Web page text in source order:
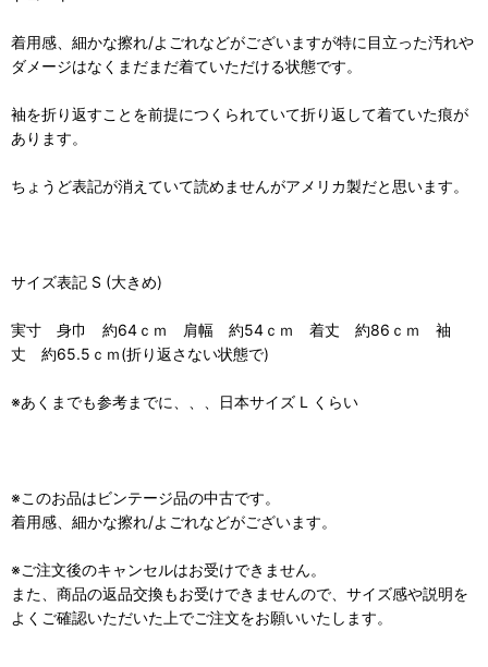
着用感、細かな擦れ/よごれなどがございますが特に目立った汚れや
ダメージはなくまだまだ着ていただける状態です。
袖を折り返すことを前提につくられていて折り返して着ていた痕が
あります。
ちょうど表記が消えていて読めませんがアメリカ製だと思います。
サイズ表記 S (大きめ)
実寸 身巾 約64ｃｍ 肩幅 約54ｃｍ 着丈 約86ｃｍ 袖
丈 約65.5ｃｍ(折り返さない状態で)
※あくまでも参考までに、、、日本サイズ L くらい
※このお品はビンテージ品の中古です。
着用感、細かな擦れ/よごれなどがございます。
※ご注文後のキャンセルはお受けできません。
また、商品の返品交換もお受けできませんので、サイズ感や説明を
よくご確認いただいた上でご注文をお願いいたします。